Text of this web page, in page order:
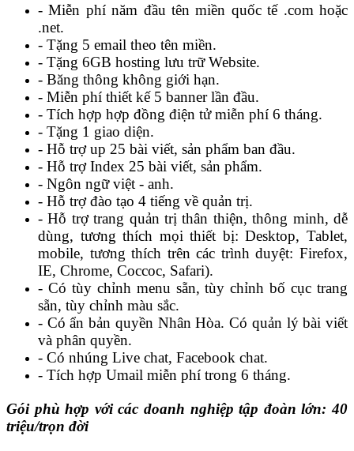
- Miễn phí năm đầu tên miền quốc tế .com hoặc
.net.
- Tặng 5 email theo tên miền.
- Tặng 6GB hosting lưu trữ Website.
- Băng thông không giới hạn.
- Miễn phí thiết kế 5 banner lần đầu.
- Tích hợp hợp đồng điện tử miễn phí 6 tháng.
- Tặng 1 giao diện.
- Hỗ trợ up 25 bài viết, sản phẩm ban đầu.
- Hỗ trợ Index 25 bài viết, sản phẩm.
- Ngôn ngữ việt - anh.
- Hỗ trợ đào tạo 4 tiếng về quản trị.
- Hỗ trợ trang quản trị thân thiện, thông minh, dễ
dùng, tương thích mọi thiết bị: Desktop, Tablet,
mobile, tương thích trên các trình duyệt: Firefox,
IE, Chrome, Coccoc, Safari).
- Có tùy chỉnh menu sẵn, tùy chỉnh bố cục trang
sẵn, tùy chỉnh màu sắc.
- Có ẩn bản quyền Nhân Hòa. Có quản lý bài viết
và phân quyền.
- Có nhúng Live chat, Facebook chat.
- Tích hợp Umail miễn phí trong 6 tháng.
Gói phù hợp với các doanh nghiệp tập đoàn lớn: 40
triệu/trọn đời